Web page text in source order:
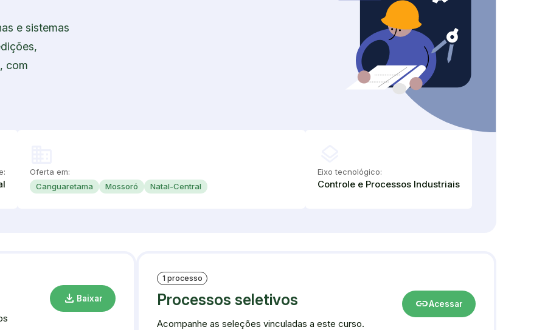
e sistemas
com
Oferta em:
Canguaretama
Mossoró Natal-Central
Eixo tecnológico:
Controle e Processos Industriais
download Baixar
1 processo
Processos seletivos
Acompanhe as seleções vinculadas a este curso.
linkAcessar